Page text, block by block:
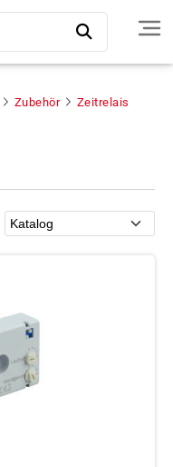
Zubehör Zeitrelais